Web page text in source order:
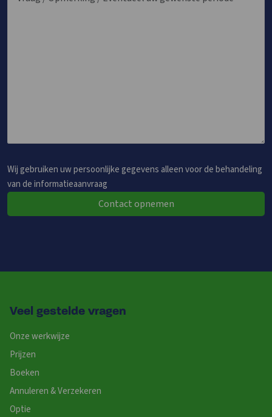
Wij gebruiken uw persoonlijke gegevens alleen voor de behandeling
van de informatieaanvraag
Contact opnemen
Veel gestelde vragen
Onze werkwijze
Prijzen
Boeken
Annuleren & Verzekeren
Optie